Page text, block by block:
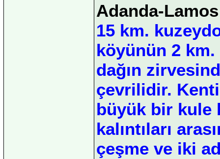
Adanda-
15 km.
köyünün 2
dağın
çevrilidir.
büyük bir kule
kalıntıları
çeşme ve iki